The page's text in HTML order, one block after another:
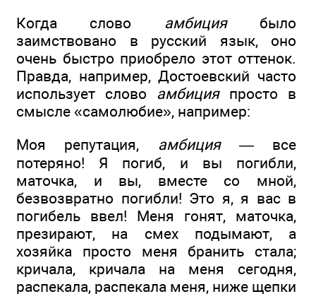
Когда слово амбициябыло
заимствовано в русский язык, оно
очень быстро приобрело этот оттенок.
Правда, например, Достоевский часто
использует слово амбицияпросто в
смысле «самолюбие», например:
Моя репутация, амбиция— все
потеряно! Я погиб, и вы погибли,
маточка, и вы, вместе со мной,
безвозвратно погибли! Это я, я вас в
погибель ввел! Меня гонят, маточка,
презирают, на смех подымают, а
хозяйка просто меня бранить стала;
кричала, кричала на меня сегодня,
распекала, распекала меня, ниже щепки